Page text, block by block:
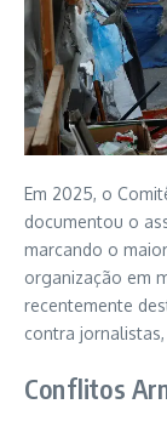
Em 2025, o
documentou o
marcando o
organização em
recentemente
contra
Conflitos